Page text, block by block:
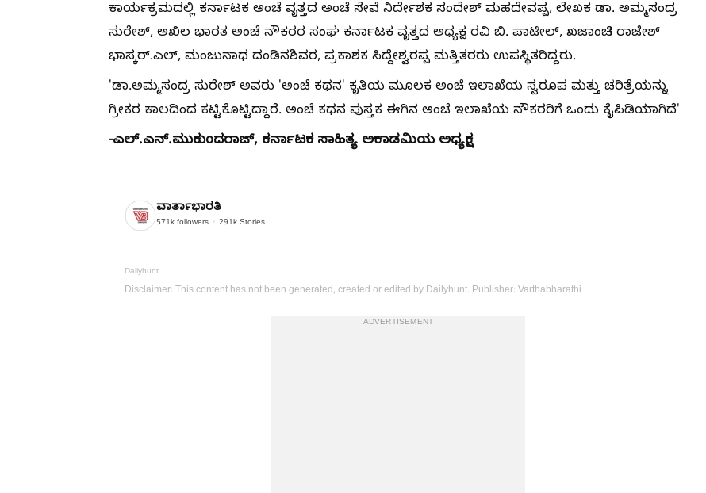
ಕಾರ್ಯಕ್ರಮದಲ್ಲಿ ಕರ್ನಾಟಕ ಅಂಚೆ ವೃತ್ತದ ಅಂಚೆ ಸೇವೆ ನಿರ್ದೇಶಕ ಸಂದೇಶ್ ಮಹದೇವಪ್ಪ, ಲೇಖಕ ಡಾ. ಅಮ್ಮಸಂದ್ರ
ಸುರೇಶ್, ಅಖಿಲ ಭಾರತ ಅಂಚೆ ನೌಕರರ ಸಂಘ ಕರ್ನಾಟಕ ವೃತ್ತದ ಅಧ್ಯಕ್ಷ ರವಿ ಬಿ. ಪಾಟೀಲ್, ಖಜಾಂಚಿ ರಾಜೇಶ್
ಭಾಸ್ಕರ್.ಎಲ್, ಮಂಜುನಾಥ ದಂಡಿನಶಿವರ, ಪ್ರಕಾಶಕ ಸಿದ್ದೇಶ್ವರಪ್ಪ ಮತ್ತಿತರರು ಉಪಸ್ಥಿತರಿದ್ದರು.
'ಡಾ.ಅಮ್ಮಸಂದ್ರ ಸುರೇಶ್ ಅವರು 'ಅಂಚೆ ಕಥನ' ಕೃತಿಯ ಮೂಲಕ ಅಂಚೆ ಇಲಾಖೆಯ ಸ್ವರೂಪ ಮತ್ತು ಚರಿತ್ರೆಯನ್ನು
ಗ್ರೀಕರ ಕಾಲದಿಂದ ಕಟ್ಟಿಕೊಟ್ಟಿದ್ದಾರೆ. ಅಂಚೆ ಕಥನ ಪುಸ್ತಕ ಈಗಿನ ಅಂಚೆ ಇಲಾಖೆಯ ನೌಕರರಿಗೆ ಒಂದು ಕೈಪಿಡಿಯಾಗಿದೆ'
-ಎಲ್.ಎನ್.ಮುಕುಂದರಾಜ್, ಕರ್ನಾಟಕ ಸಾಹಿತ್ಯ ಅಕಾಡಮಿಯ ಅಧ್ಯಕ್ಷ
ವಾರ್ತಾಭಾರತಿ
571k followers 291k Stories
Dailyhunt
Disclaimer: This content has not been generated, created or edited by Dailyhunt. Publisher: Varthabharathi
ADVERTISEMENT